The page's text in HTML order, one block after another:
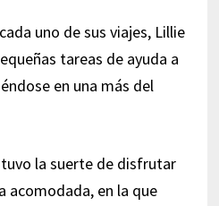
uno de sus viajes, Lillie
tareas de ayuda a
en una más del
la suerte de disfrutar
acomodada, en la que